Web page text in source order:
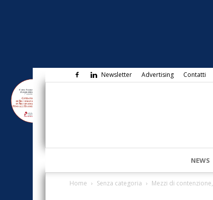
Newsletter Advertising Contatti
NEWS
Home Senza categoria Mezzi di